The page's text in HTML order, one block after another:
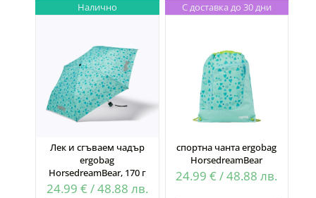
Налично
Лек и сгъваем чадър
ergobag
HorsedreamBear, 170 г
24.99 € /48.88 лв.
С доставка до 30 дни
спортна чанта ergobag
HorsedreamBear
24.99€ /48.88лв.